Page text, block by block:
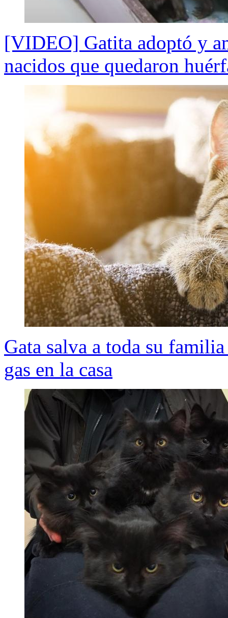
[VIDEO] Gatita adoptó y
nacidos que quedaron
Gata salva a toda su
gas en la casa